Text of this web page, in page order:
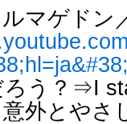
ルマゲドン
ろう？⇒I
外とやさ